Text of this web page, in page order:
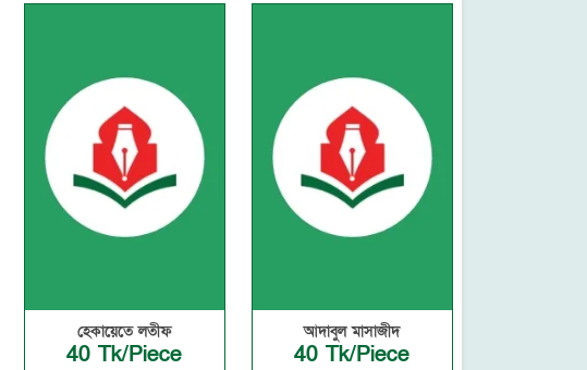
হেকায়েতে লতীফ
40 Tk/Piece
আদাবুল মাসাজীদ
40 Tk/Piece